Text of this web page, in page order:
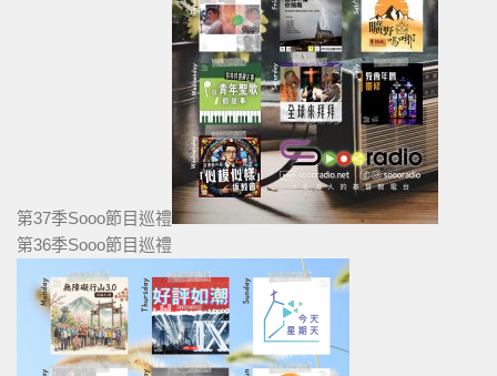
第37季Sooo節目巡禮
第36季Sooo節目巡禮